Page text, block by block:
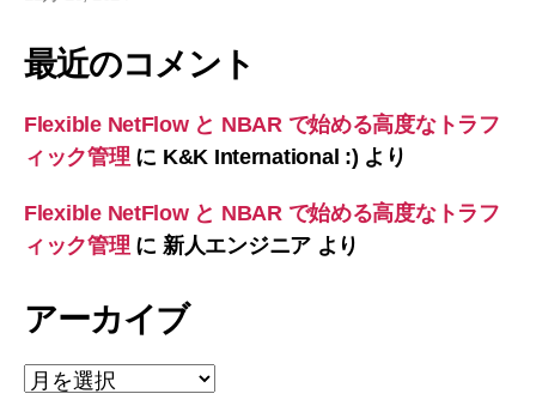
最近のコメント
Flexible NetFlow と NBAR で始める高度なトラフ
ィック管理 に K&K International :) より
Flexible NetFlow と NBAR で始める高度なトラフ
ィック管理 に 新人エンジニアより
アーカイブ
ア
ー